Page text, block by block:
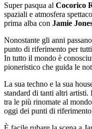
Super pasqua al Cocorico
spaziali e atmosfera
prima alba con Jamie
Nonostante gli anni
punto di riferimento per
In tutto il mondo è
pioneristico che guida le
La sua techno e la sua
standard di tanti altri artisti.
tra le più rinomate al
oggi dei punti di